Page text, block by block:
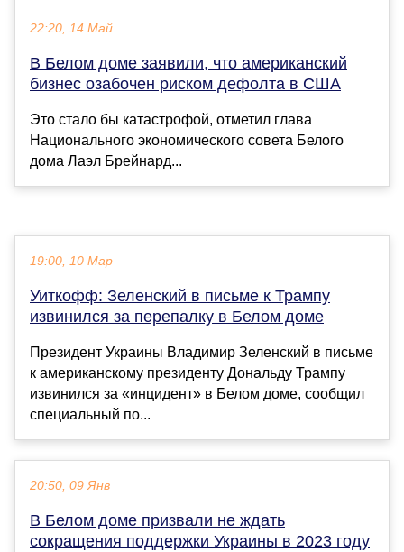
22:20, 14 Май
В Белом доме заявили, что американский
бизнес озабочен риском дефолта в США
Это стало бы катастрофой, отметил глава
Национального экономического совета Белого
дома Лаэл Брейнард...
19:00, 10 Мар
Уиткофф: Зеленский в письме к Трампу
извинился за перепалку в Белом доме
Президент Украины Владимир Зеленский в письме
к американскому президенту Дональду Трампу
извинился за «инцидент» в Белом доме, сообщил
специальный по...
20:50, 09 Янв
В Белом доме призвали не ждать
сокращения поддержки Украины в 2023 году